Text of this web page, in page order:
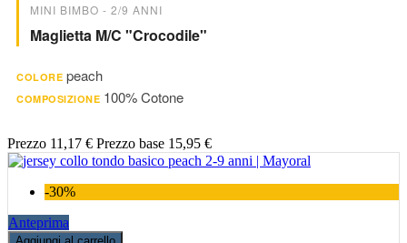
MINI BIMBO - 2/9 ANNI
Maglietta M/c "crocodile"
COLORE peach
COMPOSIZIONE 100% Cotone
Prezzo 11,17 € Prezzo base 15,95 €
-30%
Anteprima